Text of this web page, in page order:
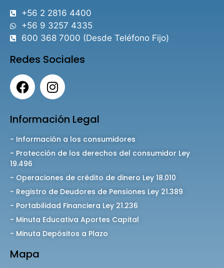
+56 2 2816 4400
+56 9 3257 4335
600 368 7000 (Desde Teléfono Fijo)
Redes Sociales
Información Legal
- Información a los consumidores
- Protección de los derechos del consumidor Ley
19.496
- Operaciones de crédito de dinero Ley 18.010
- Registro de Deudores de Pensiones Ley 21.389
- Portabilidad Financiera Ley 21.236
- Minuta Educativa Aportes Capital
- Minuta Depósitos a Plazo
Mapa